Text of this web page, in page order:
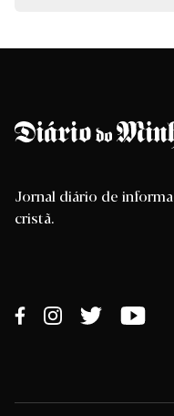
Jornal diário de
cristã.